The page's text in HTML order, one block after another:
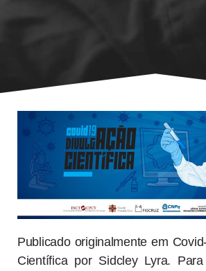
Publicado originalmente em
Científica por Sidcley Lyra. Para